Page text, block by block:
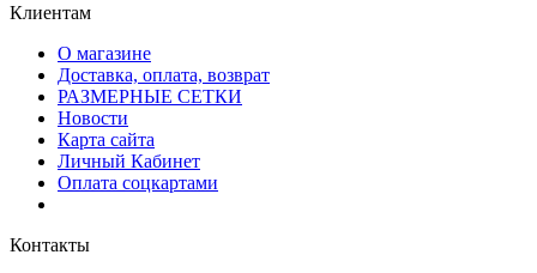
Клиентам
О магазине
Доставка, оплата, возврат
РАЗМЕРНЫЕ СЕТКИ
Новости
Карта сайта
Личный Кабинет
Оплата соцкартами
Контакты